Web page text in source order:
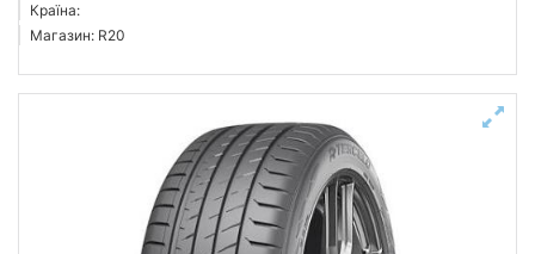
Країна:
Магазин: R20